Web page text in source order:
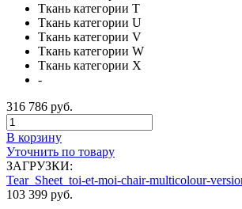
Ткань категории T
Ткань категории U
Ткань категории V
Ткань категории W
Ткань категории X
-
316 786 руб.
В корзину
Уточнить по товару
ЗАГРУЗКИ:
Tear_Sheet_toi-et-moi-chair-multicolour-
103 399 руб.